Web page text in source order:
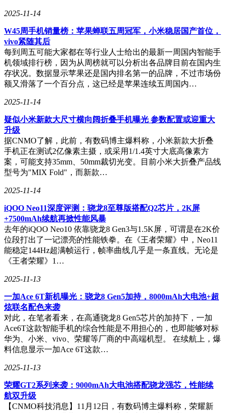
2025-11-14
W45周手机销量榜：苹果蝉联五周冠军，小米稳居国产首位，
vivo紧随其后
每到周五可能大家都在等行业人士给出的最新一周国内智能手
机领域排行榜，因为从周榜就可以分析出各品牌目前在国内生
存状况。数据显示苹果还是国内排名第一的品牌，不过市场份
额又滑落了一个百分点，这已经是苹果连续五周国内…
2025-11-14
疑似小米新款大尺寸横向阔折叠手机曝光 参数配置或迎重大
升级
据CNMO了解，此前，有数码博主爆料称，小米新款大折叠
手机正在测试2亿像素主摄，或采用1/1.4英寸大底高像素方
案，可能支持35mm、50mm裁切光变。目前小米大折叠产品线
型号为"MIX Fold"，而新款…
2025-11-14
iQOO Neo11深度评测：骁龙8至尊版搭配Q2芯片，2K屏
+7500mAh续航再掀性能风暴
去年的iQOO Neo10 依靠骁龙8 Gen3与1.5K屏，可谓是在2K价
位段打出了一记漂亮的性能铁拳。在《王者荣耀》中，Neo11
能稳定144Hz超满帧运行，帧率曲线几乎是一条直线。无论是
《王者荣耀》1…
2025-11-13
一加Ace 6T新机曝光：骁龙8 Gen5加持，8000mAh大电池+超
炫联名配色来袭
对此，在笔者看来，在高通骁龙8 Gen5芯片的加持下，一加
Ace6T这款智能手机的综合性能是不用担心的，也即能够对标
华为、小米、vivo、荣耀等厂商的中高端机型。 在续航上，爆
料信息显示一加Ace 6T这款…
2025-11-13
荣耀GT2系列来袭：9000mAh大电池搭配骁龙强芯，性能续
航双升级
【CNMO科技消息】11月12日，有数码博主爆料称，荣耀新